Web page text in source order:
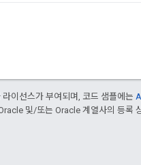
라이선스가 부여되며, 코드 샘플에는
및/또는 Oracle 계열사의 등록